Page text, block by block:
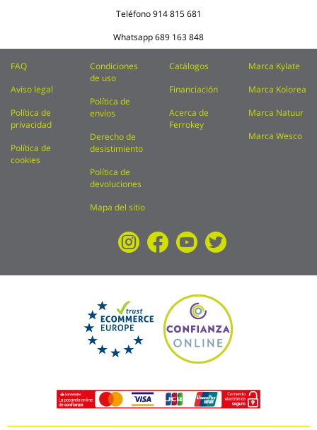
Teléfono914 815 681
Whatsapp689 163 848
FAQ
Aviso legal
Política de
privacidad
Política de
cookies
Condiciones
de uso
Política de
envíos
Derecho de
desistimiento
Política de
devoluciones
Mapa del sitio
Catálogos
Financiación
Acerca de
Ferrokey
Marca Kylate
Marca Kolorea
Marca Natuur
Marca Wesco